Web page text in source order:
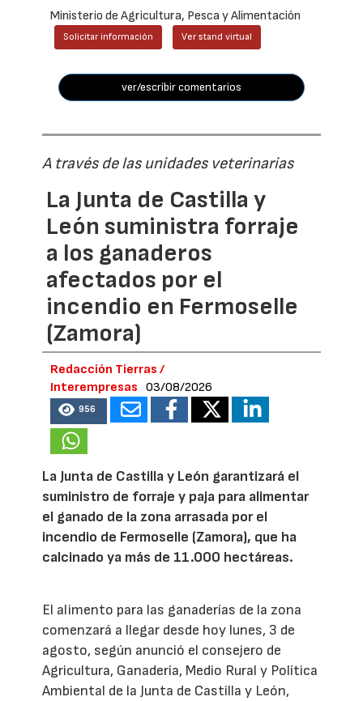
Ministerio de Agricultura, Pesca y Alimentación
Solicitar información Ver stand virtual
ver/escribir comentarios
A través de las unidades veterinarias
La Junta de Castilla y
León suministra forraje
a los ganaderos
afectados por el
incendio en Fermoselle
(Zamora)
Redacción Tierras /
Interempresas
03/08/2026
956
La Junta de Castilla y León garantizará el
suministro de forraje y paja para alimentar
el ganado de la zona arrasada por el
incendio de Fermoselle (Zamora), que ha
calcinado ya más de 11.000 hectáreas.
El alimento para las ganaderías de la zona
comenzará a llegar desde hoy lunes, 3 de
agosto, según anunció el consejero de
Agricultura, Ganadería, Medio Rural y Política
Ambiental de la Junta de Castilla y León,